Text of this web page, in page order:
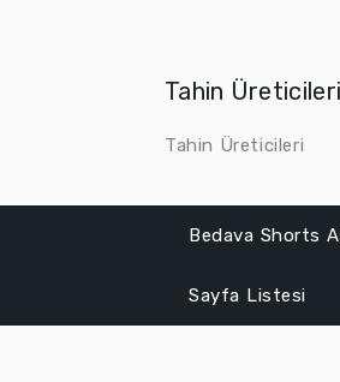
Tahin Üreticileri
Tahin Üreticileri
Bedava Shorts
Sayfa Listesi